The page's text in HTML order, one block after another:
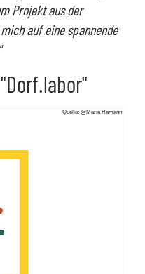
Projekt aus der
auf eine spannende
Quelle: @Maria Hamann